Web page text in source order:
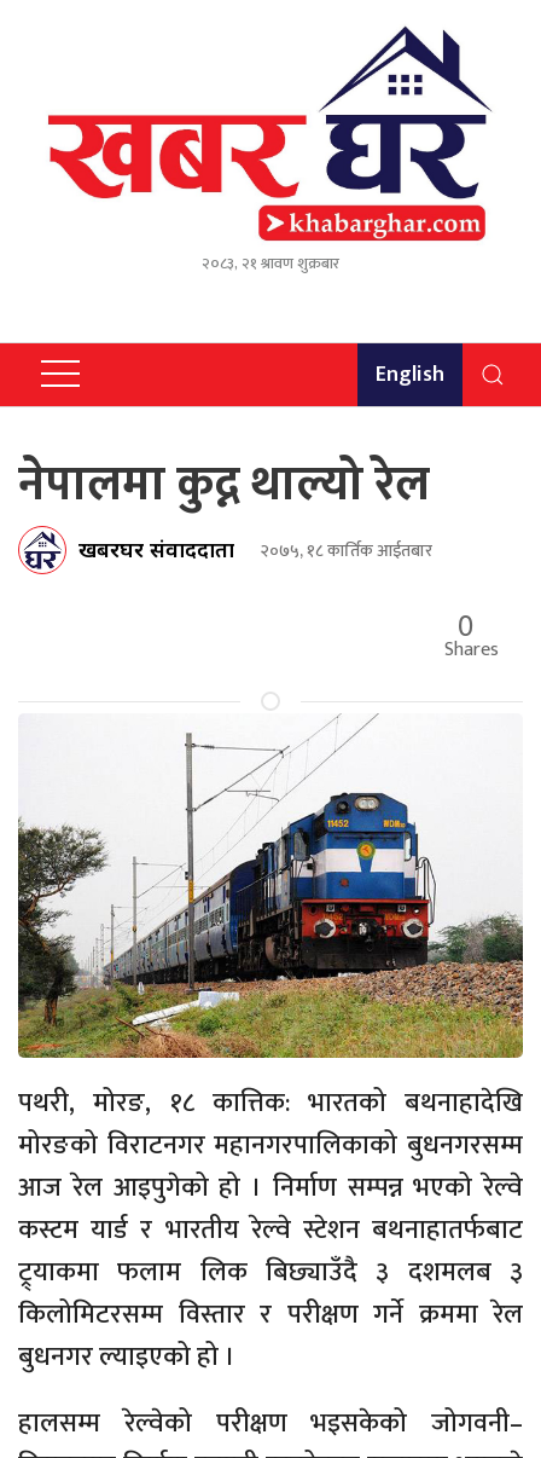
२०८३, २१ श्रावण शुक्रबार
English
नेपालमा कुद्न थाल्यो रेल
खबरघर संवाददाता २०७५, १८ कार्तिक आईतबार
0
Shares
पथरी, मोरङ, १८ कात्तिक: भारतको बथनाहादेखि
मोरङको विराटनगर महानगरपालिकाको बुधनगरसम्म
आज रेल आइपुगेको हो । निर्माण सम्पन्न भएको रेल्वे
कस्टम यार्ड र भारतीय रेल्वे स्टेशन बथनाहातर्फबाट
ट्र्याकमा फलाम लिक बिछ्याउँदै ३ दशमलब ३
किलोमिटरसम्म विस्तार र परीक्षण गर्ने क्रममा रेल
बुधनगर ल्याइएको हो ।
हालसम्म रेल्वेको परीक्षण भइसकेको जोगवनी–